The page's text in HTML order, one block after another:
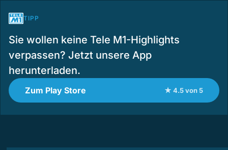
TIPP
Sie wollen keine Tele M1-Highlights
verpassen? Jetzt unsere App
herunterladen.
Zum Play Store ★ 4.5 von 5